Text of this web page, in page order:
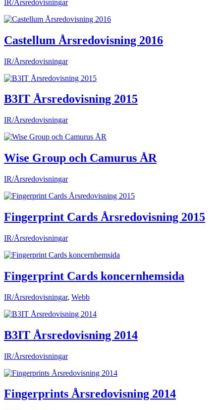
IR/Årsredovisningar
Castellum Årsredovisning 2016
IR/Årsredovisningar
B3IT Årsredovisning 2015
IR/Årsredovisningar
Wise Group och Camurus ÅR
IR/Årsredovisningar
Fingerprint Cards Årsredovisning 2015
IR/Årsredovisningar
Fingerprint Cards koncernhemsida
IR/Årsredovisningar, Webb
B3IT Årsredovisning 2014
IR/Årsredovisningar
Fingerprints Årsredovisning 2014